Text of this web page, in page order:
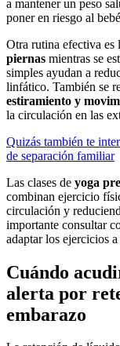
a mantener un peso
poner en riesgo al
Otra rutina efectiva es
piernas mientras se
simples ayudan a
linfático. También se
estiramiento y
la circulación en las
Quizás también te
de separación familiar
Las clases de yoga
combinan ejercicio
circulación y
importante consultar
adaptar los ejercicios
Cuándo
alerta por
embarazo